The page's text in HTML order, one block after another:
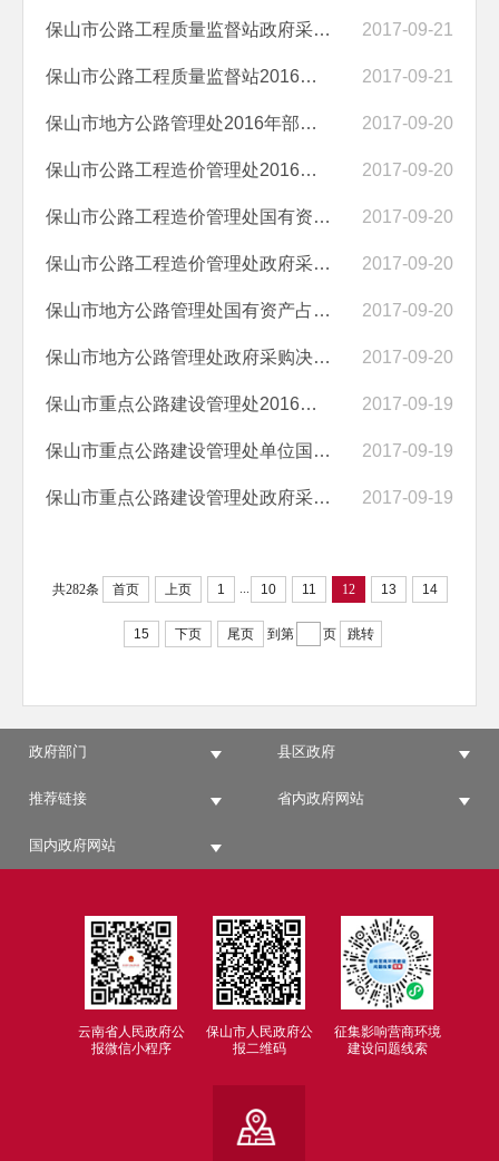
保山市公路工程质量监督站政府采购决算执行情况说明 2017-09-21
保山市公路工程质量监督站2016年度部门决算 2017-09-21
保山市地方公路管理处2016年部门决算 2017-09-20
保山市公路工程造价管理处2016年度部门决算 2017-09-20
保山市公路工程造价管理处国有资产占有使用情况说明 2017-09-20
保山市公路工程造价管理处政府采购决算执行情况说明 2017-09-20
保山市地方公路管理处国有资产占有使用情况说明 2017-09-20
保山市地方公路管理处政府采购决算执行情况说明 2017-09-20
保山市重点公路建设管理处2016年度部门决算 2017-09-19
保山市重点公路建设管理处单位国有资产占有使用情况说明 2017-09-19
保山市重点公路建设管理处政府采购决算执行情况说明 2017-09-19
共282条 首页 上页 1 ... 10 11 12 13 14
15 下页 尾页 到第 页 跳转
政府部门 县区政府
推荐链接 省内政府网站
国内政府网站
云南省人民政府公
报微信小程序
保山市人民政府公
报二维码
征集影响营商环境
建设问题线索